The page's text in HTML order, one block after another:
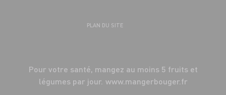
PLAN DU SITE
Pour votre santé, mangez au moins 5 fruits et
légumes par jour. www.mangerbouger.fr